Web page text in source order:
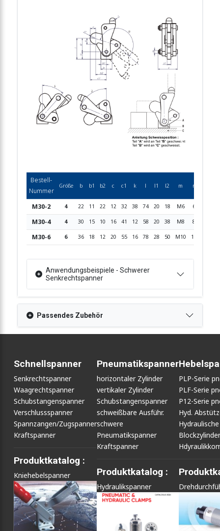
Bestell-
Nummer
Größe b b1 b2 c c1 k l l1 l2 m r
M30-2 4 22 11 22 12 32 38 74 20 18 M6 6
M30-4 4 30 15 10 16 41 12 58 20 38 M8 8
M30-6 6 36 18 12 20 55 16 78 28 50 M10 11
Anwendungsbeispiele - Schwerer
Senkrechtspanner
Passendes Zubehör
Schnellspanner
Senkrechtspanner
Waagrechtspanner
Schubstangenspanner
Verschlussspanner
Spannzangen/Zugspanner
Kraftspanner
Produktkatalog :
Kniehebelspanner
Pneumatikspanner
horizontaler Zylinder
vertikaler Zylinder
Schubstangenspanner
schweißbare Ausführ.
schwere
Pneumatikspanner
Kraftspanner
Produktkatalog :
Hydraulikspanner
PLP-Serie
PLF-Serie
P12-Serie
Hyd.
Hydraulische
Blockzylinder